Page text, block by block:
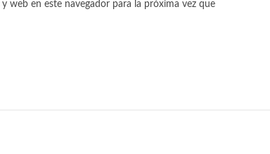
web en este navegador para la próxima vez que